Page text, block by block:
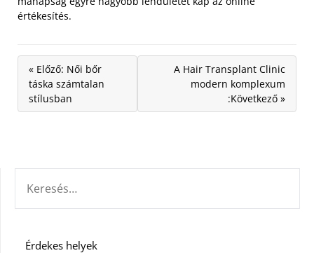
értékesítés.
« Előző: Női bőr
táska számtalan
stílusban
A Hair Transplant Clinic
modern komplexum
:Következő »
Érdekes helyek